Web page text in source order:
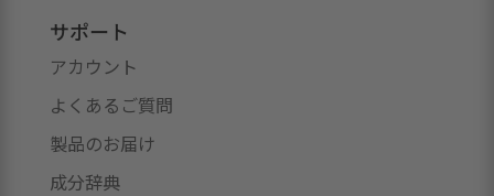
サポート
アカウント
よくあるご質問
製品のお届け
成分辞典